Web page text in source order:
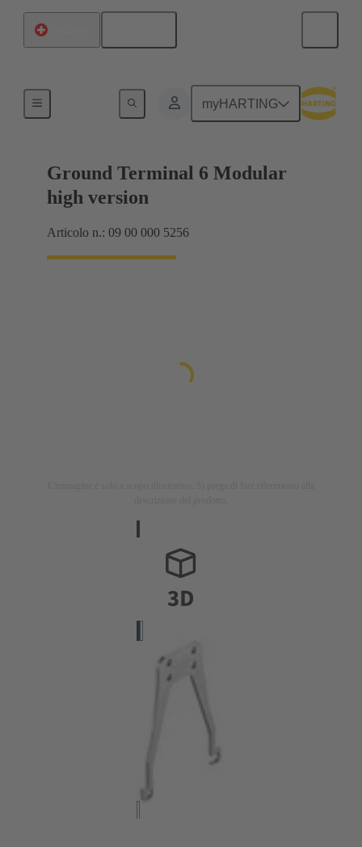
myHARTING
Ground Terminal 6 Modular
high version
Articolo n.: 09 00 000 5256